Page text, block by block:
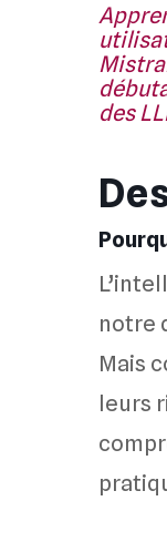
des
notre
Mais
leurs